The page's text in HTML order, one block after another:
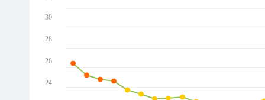
30
28
26
24